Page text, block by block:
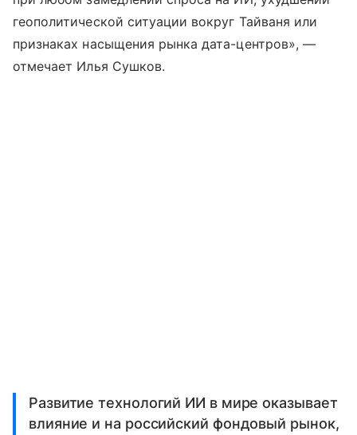
геополитической ситуации вокруг Тайваня или
признаках насыщения рынка дата-центров», —
отмечает Илья Сушков.
Развитие технологий ИИ в мире оказывает
влияние и на российский фондовый рынок,